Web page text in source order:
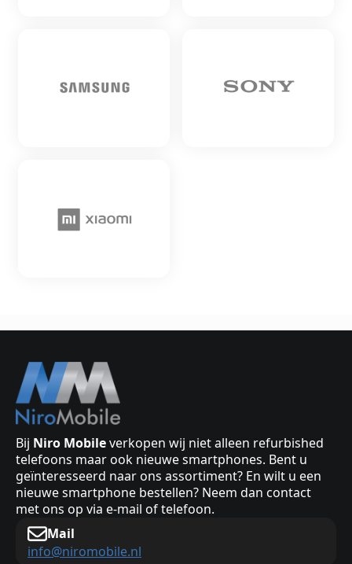
Bij Niro Mobileverkopen wij niet alleen refurbished
telefoons maar ook nieuwe smartphones. Bent u
geïnteresseerd naar ons assortiment? En wilt u een
nieuwe smartphone bestellen? Neem dan contact
met ons op via e-mail of telefoon.
Mail
info@niromobile.nl